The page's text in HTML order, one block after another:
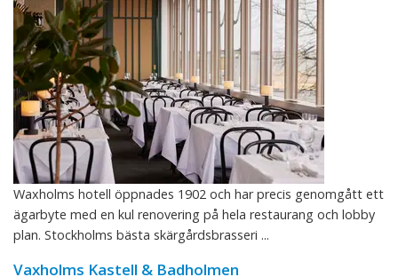
Waxholms hotell öppnades 1902 och har precis genomgått ett
ägarbyte med en kul renovering på hela restaurang och lobby
plan. Stockholms bästa skärgårdsbrasseri ...
Vaxholms Kastell & Badholmen